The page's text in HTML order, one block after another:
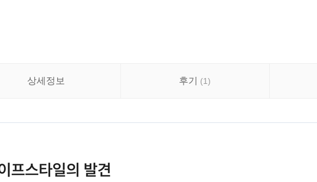
상세정보 후기 (1)